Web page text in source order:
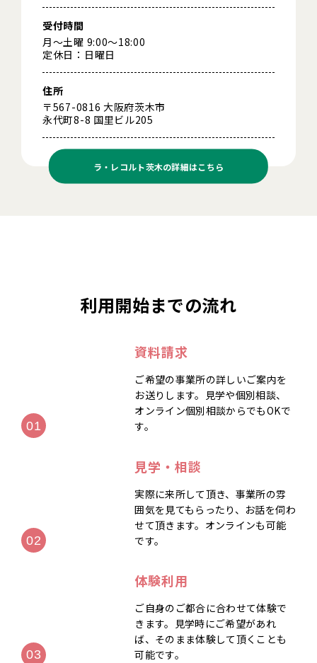
受付時間
月～土曜 9:00～18:00
定休日：日曜日
住所
〒567-0816 大阪府茨木市
永代町8-8 国里ビル205
ラ・レコルト茨木の詳細はこちら
利用開始までの流れ
資料請求
ご希望の事業所の詳しいご案内を
お送りします。見学や個別相談、
オンライン個別相談からでもOKで
す。
見学・相談
実際に来所して頂き、事業所の雰
囲気を見てもらったり、お話を伺わ
せて頂きます。オンラインも可能
です。
体験利用
ご自身のご都合に合わせて体験で
きます。見学時にご希望があれ
ば、そのまま体験して頂くことも
可能です。